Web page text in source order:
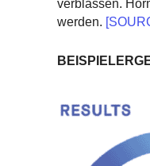
verblassen.
werden.